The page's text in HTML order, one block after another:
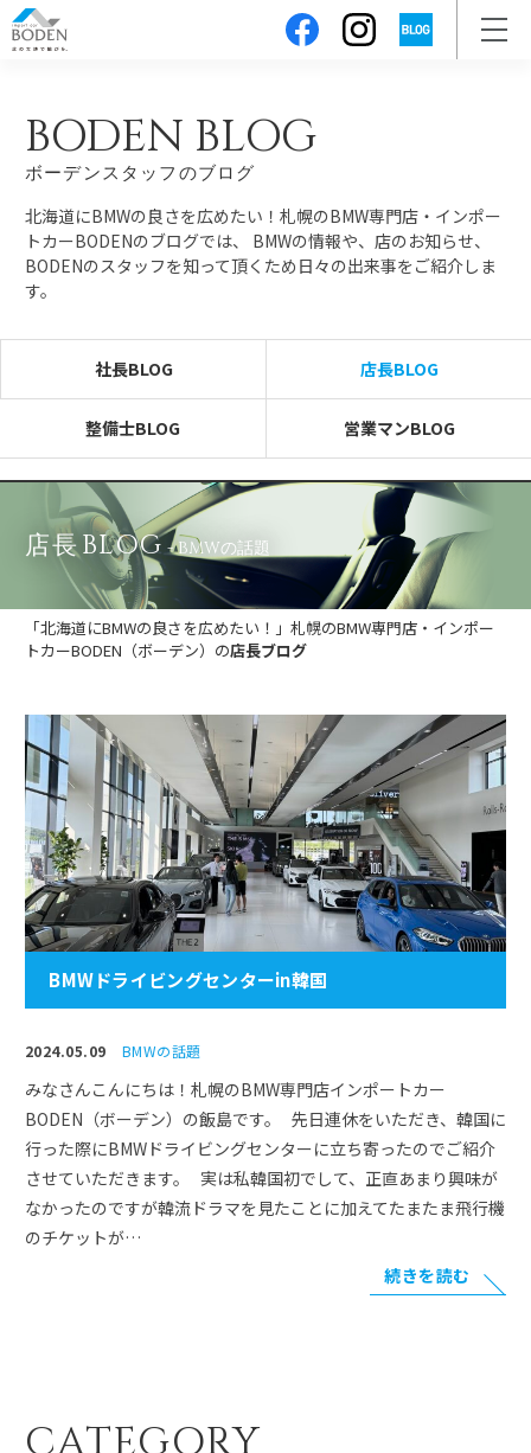
BODEN BLOG
ボーデンスタッフのブログ
北海道にBMWの良さを広めたい！札幌のBMW専門店・インポー
トカーBODENのブログでは、
BMWの情報や、店のお知らせ、
BODENのスタッフを知って頂くため日々の出来事をご紹介しま
す。
社長BLOG 店長BLOG
整備士BLOG 営業マンBLOG
店長BLOG- BMWの話題
「北海道にBMWの良さを広めたい！」札幌のBMW専門店・インポー
トカーBODEN（ボーデン）の店長ブログ
BMWドライビングセンターin韓国
2024.05.09 BMWの話題
みなさんこんにちは！札幌のBMW専門店インポートカー
BODEN（ボーデン）の飯島です。 先日連休をいただき、韓国に
行った際にBMWドライビングセンターに立ち寄ったのでご紹介
させていただきます。 実は私韓国初でして、正直あまり興味が
なかったのですが韓流ドラマを見たことに加えてたまたま飛行機
のチケットが…
続きを読む